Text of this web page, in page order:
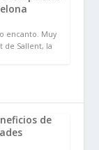
encanto. Muy
de Sallent, la
de